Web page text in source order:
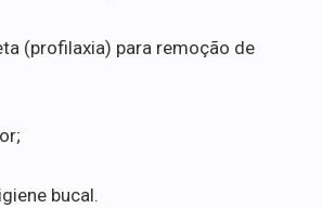
(profilaxia) para remoção de
bucal.